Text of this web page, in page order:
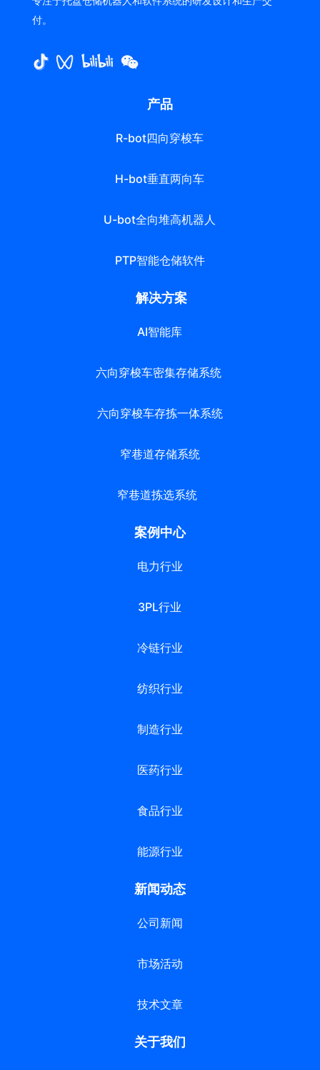
付。
产品
R-bot四向穿梭车
H-bot垂直两向车
U-bot全向堆高机器人
PTP智能仓储软件
解决方案
AI智能库
六向穿梭车密集存储系统
六向穿梭车存拣一体系统
窄巷道存储系统
窄巷道拣选系统
案例中心
电力行业
3PL行业
冷链行业
纺织行业
制造行业
医药行业
食品行业
能源行业
新闻动态
公司新闻
市场活动
技术文章
关于我们